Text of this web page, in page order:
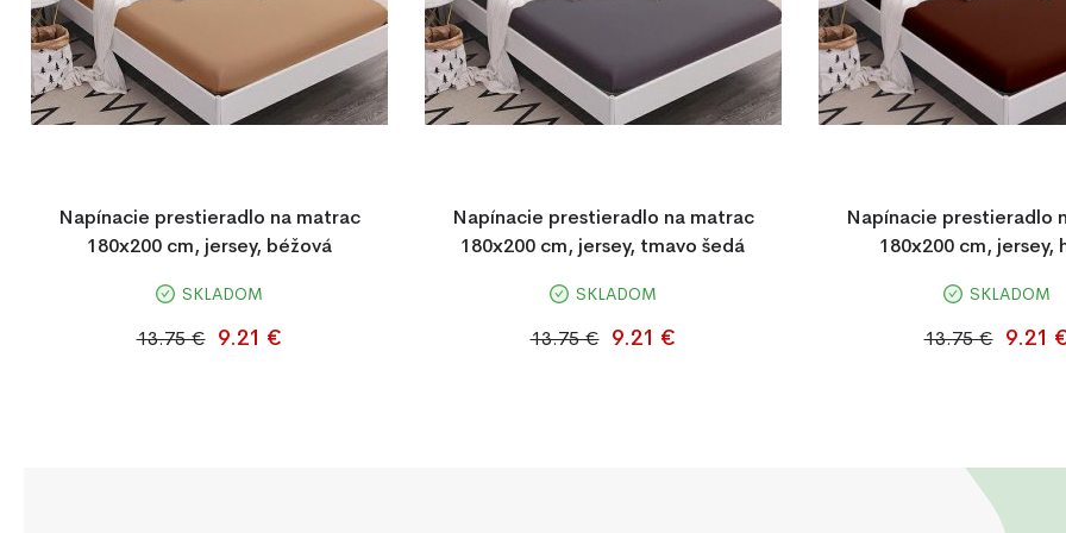
Napínacie prestieradlo na matrac
180x200 cm, jersey, béžová
Béžové napínacie prestieradlo z materiálu
gumička po obvode zabezpečuje pevné
SKLADOM
13.75 € 9.21 €
Napínacie prestieradlo na matrac
180x200 cm, jersey, tmavo šedá
Tmavosivé napínacie prestieradlo Jersey
jemné na dotyk a s gumičkou po obvode,
SKLADOM
13.75 € 9.21 €
Napínacie prestieradlo
180x200 cm, jersey,
Napínacie prestieradlo
Jersey (100 % bavlna) s
SKLADOM
13.75 € 9.21